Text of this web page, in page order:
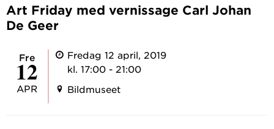
Art Friday med vernissage Carl Johan
De Geer
fre
12
APR
Fredag 12 april, 2019
kl. 17:00 - 21:00
Bildmuseet